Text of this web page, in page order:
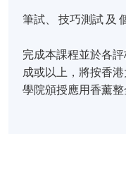
筆試、 技巧測試 及
完成本課程並於各
成或以上，將按香
學院頒授應用香薰整